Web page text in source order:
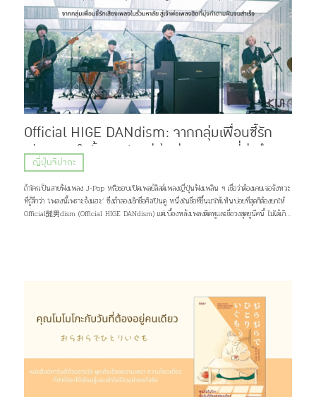
Official HIGE DANdism: จากกลุ่มเพื่อนซี้รัก
เสียงเพลงในรั้วมหาลัย สู่เจ้าพ่อเพลงฮิตที่มุ่งทำตาม
ฝันจนสำเร็จ
ญี่ปุ่นจิปาถะ
ถ้าใครเป็นสายฟังเพลง J-Pop หรือชอบเปิดเพลย์ลิสต์เพลงญี่ปุ่นฟังเพลิน ๆ เชื่อว่าต้องเคยเจอจังหวะ
ที่รู้สึกว่า ‘เพลงนี้เพราะจังแฮะ’ ซึ่งถ้าลองเช็กชื่อศิลปินดู หนึ่งในชื่อที่ขึ้นมาให้เห็นบ่อยที่สุดก็ต้องยกให้
Official髭男dism (Official HIGE DANdism) แต่เบื้องหลังเพลงติดหูและชื่อวงสุดยูนีคนี้ ไม่ได้เกิด
Hige (髭) ที่แปลว่า หนวด หรือเครา กับคำว่า Dandism จากภาษาอังกฤษ ซึ่งมีรากมาจากคำว่า
Dandy ที่สื่อถึงสุภาพบุรุษผู้แต่งตัวเนี้ยบ มีสไตล์ แต่ด้วยความยาวของชื่อ แฟน ๆ เลยเรียกวงนี้กันสั้น ๆ
ว่า “ฮิเกะดัน” ส่วนแฟนคลับของพวกเขาก็ถูกเรียกว่า BROTHERS เเละ Stand By You ภาพ:
Official髭男dism แน่นอนว่าชื่อวงนี้ไม่ได้ตั้งขึ้นมาเท่ ๆ อย่างเดียว แต่ซ่อนความหมายที่ลึกซึ้งไว้ว่า
พวกเขาอยากทำเพลงที่สามารถส่งต่อความรู้สึกดี ๆ เเละเติบโตไปพร้อมกับแฟนเพลง แม้ในวันที่พวกเขา
จะมีอายุเพิ่มขึ้น หรือถึงวันที่ไว้หนวดเคราแล้วก็ตาม ภาพ: Official髭男dism เส้นทางก่อนจะมาเป็น
Official HIGE DANdism จุดเริ่มต้นของวงย้อนไปปี 2012 […]